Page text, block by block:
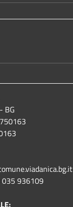
BG
035 936109